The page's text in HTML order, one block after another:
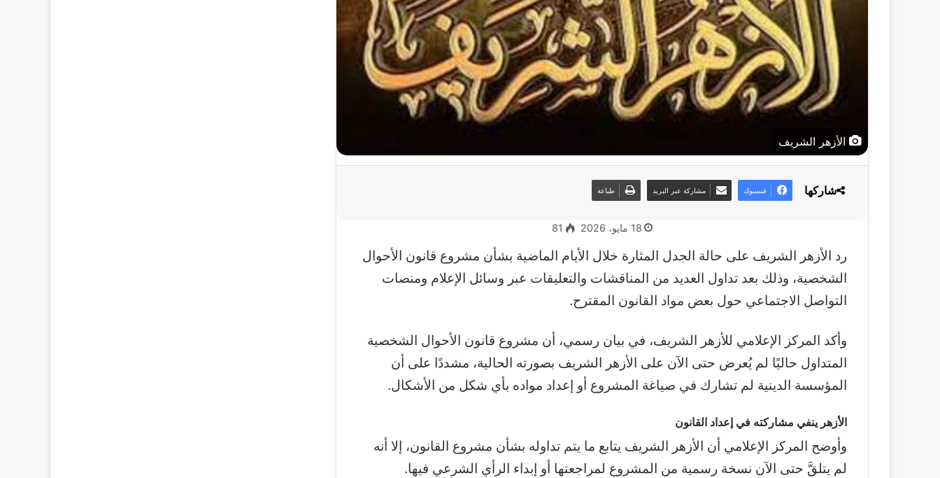
الأزهر الشريف
18 مايو، 2026 81
رد الأزهر الشريف على حالة الجدل المثارة خلال الأيام الماضية بشأن مشروع قانون الأحوال
الشخصية، وذلك بعد تداول العديد من المناقشات والتعليقات عبر وسائل الإعلام ومنصات
التواصل الاجتماعي حول بعض مواد القانون المقترح.
وأكد المركز الإعلامي للأزهر الشريف، في بيان رسمي، أن مشروع قانون الأحوال الشخصية
المتداول حاليًا لم يُعرض حتى الآن على الأزهر الشريف بصورته الحالية، مشددًا على أن
المؤسسة الدينية لم تشارك في صياغة المشروع أو إعداد مواده بأي شكل من الأشكال.
الأزهر ينفي مشاركته في إعداد القانون
وأوضح المركز الإعلامي أن الأزهر الشريف يتابع ما يتم تداوله بشأن مشروع القانون، إلا أنه
لم يتلقَّ حتى الآن نسخة رسمية من المشروع لمراجعتها أو إبداء الرأي الشرعي فيها.
شاركها فيسبوك مشاركة عبر البريد طباعة